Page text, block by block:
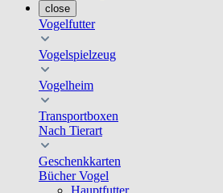
close
Vogelfutter
Vogelspielzeug
Vogelheim
Transportboxen
Nach Tierart
Geschenkkarten
Bücher Vogel
Hauptfutter